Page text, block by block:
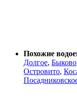
Похожие
Долгое, Быково
Островито,